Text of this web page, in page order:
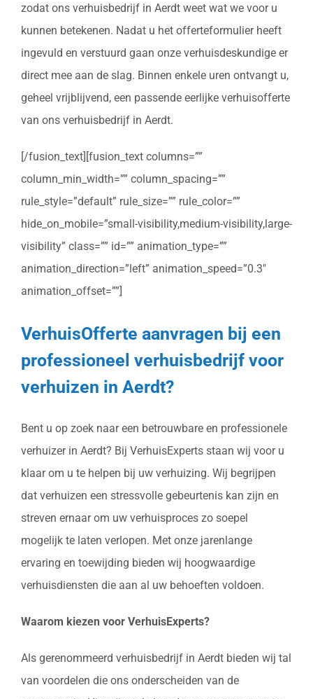
zodat ons verhuisbedrijf in Aerdt weet wat we voor u
kunnen betekenen. Nadat u het offerteformulier heeft
ingevuld en verstuurd gaan onze verhuisdeskundige er
direct mee aan de slag. Binnen enkele uren ontvangt u,
geheel vrijblijvend, een passende eerlijke verhuisofferte
van ons verhuisbedrijf in Aerdt.
[/fusion_text][fusion_text columns=””
column_min_width=”” column_spacing=””
rule_style=”default” rule_size=”” rule_color=””
hide_on_mobile=”small-visibility,medium-visibility,large-
visibility” class=”” id=”” animation_type=””
animation_direction=”left” animation_speed=”0.3″
animation_offset=””]
VerhuisOfferte aanvragen bij een
professioneel verhuisbedrijf voor
verhuizen in Aerdt?
Bent u op zoek naar een betrouwbare en professionele
verhuizer in Aerdt? Bij VerhuisExperts staan wij voor u
klaar om u te helpen bij uw verhuizing. Wij begrijpen
dat verhuizen een stressvolle gebeurtenis kan zijn en
streven ernaar om uw verhuisproces zo soepel
mogelijk te laten verlopen. Met onze jarenlange
ervaring en toewijding bieden wij hoogwaardige
verhuisdiensten die aan al uw behoeften voldoen.
Waarom kiezen voor VerhuisExperts?
Als gerenommeerd verhuisbedrijf in Aerdt bieden wij tal
van voordelen die ons onderscheiden van de